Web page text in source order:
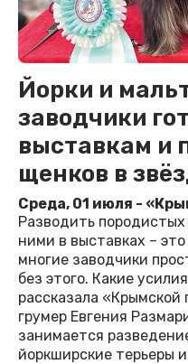
Йорки и
заводчики
выставкам и
щенков в
Среда, 01 июля -
Разводить породистых
ними в выставках –
многие заводчики
без этого. Какие
рассказала «Крымской
грумер Евгения
занимается
йоркширские терьеры